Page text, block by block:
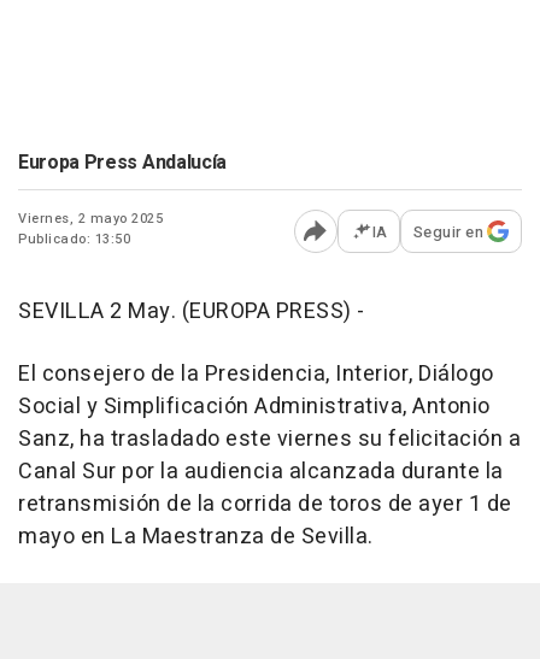
Europa Press Andalucía
Viernes, 2 mayo 2025
Publicado: 13:50
Abrir opciones para
IA Seguir en
SEVILLA 2 May. (EUROPA PRESS) -
El consejero de la Presidencia, Interior, Diálogo
Social y Simplificación Administrativa, Antonio
Sanz, ha trasladado este viernes su felicitación a
Canal Sur por la audiencia alcanzada durante la
retransmisión de la corrida de toros de ayer 1 de
mayo en La Maestranza de Sevilla.